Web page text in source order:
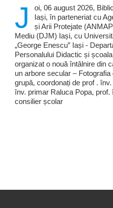
J
oi, 06 august 2026,
Iași, în parteneriat cu
și Arii Protejate
Mediu (DJM) Iași, cu
„George Enescu” Iași -
Personalului Didactic și
organizat o nouă întâlnire din
un arbore secular –
grupă, coordonați de prof .
înv. primar Raluca Popa,
consilier școlar